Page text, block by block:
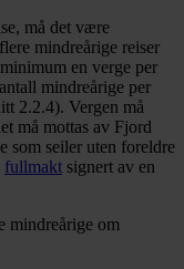
må det være
mindreårige reiser
en verge per
mindreårige per
2.2.4). Vergen må
må mottas av Fjord
som seiler uten foreldre
fullmakt signert av en
mindreårige om